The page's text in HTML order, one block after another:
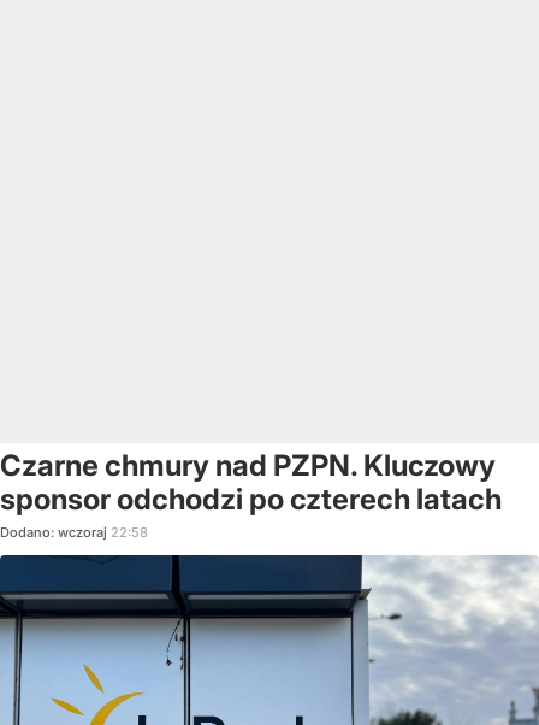
Czarne chmury nad PZPN. Kluczowy
sponsor odchodzi po czterech latach
Dodano: wczoraj 22:58